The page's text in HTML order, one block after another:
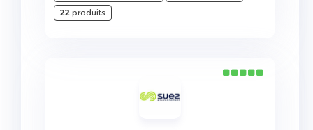
22produits